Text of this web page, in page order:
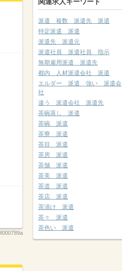
関連求人キーワード
派遣 複数 派遣先 派遣
特定派遣 派遣
派遣先 派遣元
派遣社員 派遣社員 指示
無期雇用派遣 派遣先
都内 人材派遣会社 派遣
エルダー 派遣 強い 派遣会
社
違う 派遣会社 派遣先
茶碗蒸し 派遣
茶碗 派遣
茶寮 派遣
茶目 派遣
茶房 派遣
茶舗 派遣
茶美 派遣
茶道 派遣
茶店 派遣
茶漬け 派遣
茶々 派遣
茶色い 派遣